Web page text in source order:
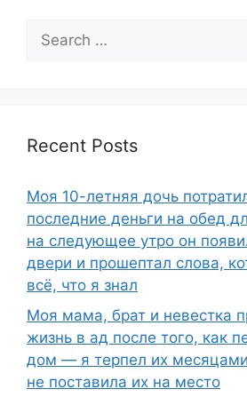
Search
for:
Recent Posts
Моя 10-летняя дочь
последние деньги на обед
на следующее утро он
двери и прошептал слова,
всё, что я знал
Моя мама, брат и невестка
жизнь в ад после того, как
дом — я терпел их
не поставила их на место